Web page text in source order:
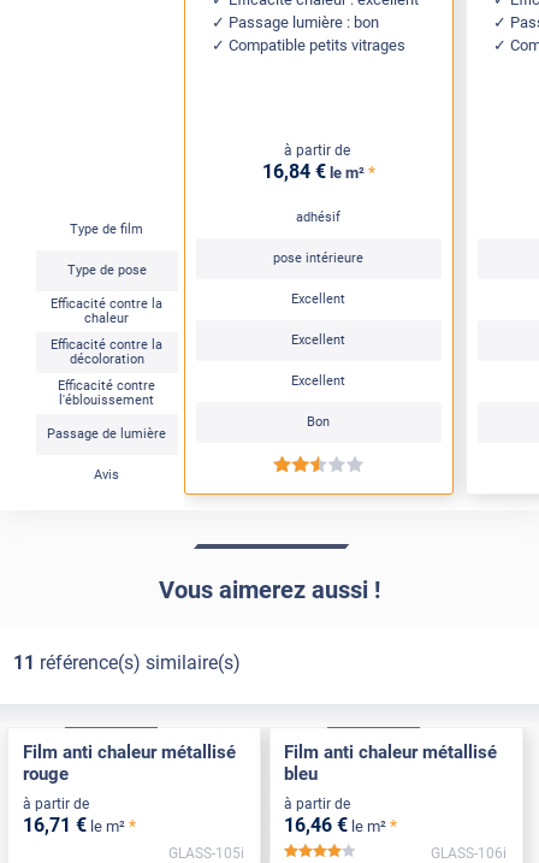
Type de film
Type de pose
Efficacité contre la
chaleur
Efficacité contre la
décoloration
Efficacité contre
l'éblouissement
Passage de lumière
Avis
Passage lumière : bon
Compatible petits vitrages
à partir de
16,84 € le m² *
adhésif
pose intérieure
Excellent
Excellent
Excellent
Bon
*****
Vous aimerez aussi !
11 référence(s) similaire(s)
Film anti chaleur métallisé
rouge
à partir de
16,71 € le m² *
GLASS-105i
Film anti chaleur métallisé
bleu
à partir de
16,46 € le m² *
*****
GLASS-106i